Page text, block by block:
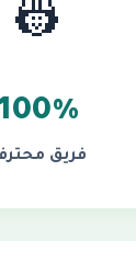
👷
فريق